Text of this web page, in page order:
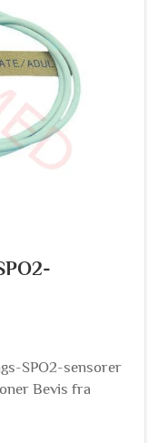
SPO2-sensorer
Bevis fra
omtrent 80